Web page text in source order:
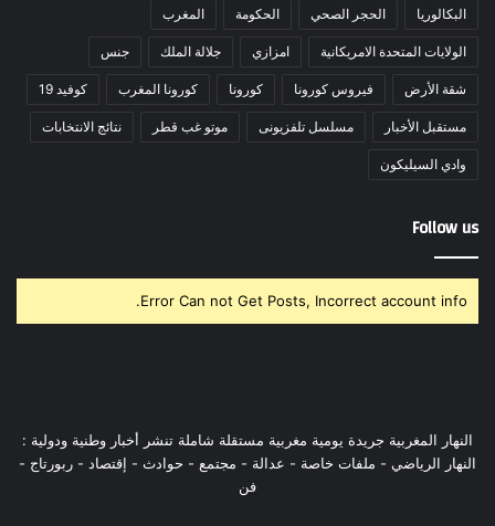
البكالوريا الحجر الصحي الحكومة المغرب
الولايات المتحدة الامريكانية امزازي جلالة الملك جنس
شقة الأرض فيروس كورونا كورونا كورونا المغرب كوفيد 19
مستقبل الأخبار مسلسل تلفزيونى موتو غب قطر نتائج الانتخابات
وادي السيليكون
Follow us
Error Can not Get Posts, Incorrect account info.
النهار المغربية جريدة يومية مغربية مستقلة شاملة تنشر أخبار وطنية ودولية :
النهار الرياضي - ملفات خاصة - عدالة - مجتمع - حوادث - إقتصاد - ربورتاج -
فن